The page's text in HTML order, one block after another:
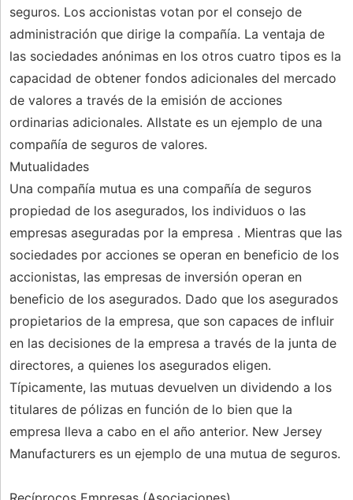
seguros. Los accionistas votan por el consejo de
administración que dirige la compañía. La ventaja de
las sociedades anónimas en los otros cuatro tipos es la
capacidad de obtener fondos adicionales del mercado
de valores a través de la emisión de acciones
ordinarias adicionales. Allstate es un ejemplo de una
compañía de seguros de valores.
Mutualidades
Una compañía mutua es una compañía de seguros
propiedad de los asegurados, los individuos o las
empresas aseguradas por la empresa . Mientras que las
sociedades por acciones se operan en beneficio de los
accionistas, las empresas de inversión operan en
beneficio de los asegurados. Dado que los asegurados
propietarios de la empresa, que son capaces de influir
en las decisiones de la empresa a través de la junta de
directores, a quienes los asegurados eligen.
Típicamente, las mutuas devuelven un dividendo a los
titulares de pólizas en función de lo bien que la
empresa lleva a cabo en el año anterior. New Jersey
Manufacturers es un ejemplo de una mutua de seguros.